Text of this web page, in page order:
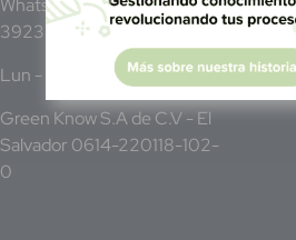
WhatsApp: +503 7687
3923
Lun - Vie 8:00am - 5:00pm
Green Know S.A de C.V - El
Salvador 0614-220118-102-
0